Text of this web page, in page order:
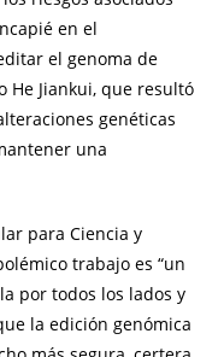
en el
el genoma de
He Jiankui, que resultó
genéticas
una
para Ciencia y
trabajo es “un
por todos los lados y
la edición genómica